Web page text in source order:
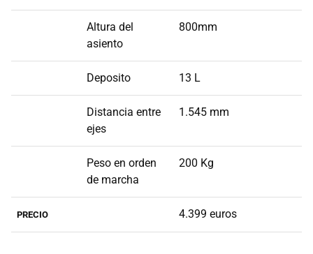
Altura del
asiento
800mm
Deposito 13 L
Distancia entre
ejes
1.545 mm
Peso en orden
de marcha
200 Kg
PRECIO 4.399 euros